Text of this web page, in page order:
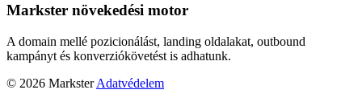
Markster növekedési motor
A domain mellé pozicionálást, landing oldalakat, outbound
kampányt és konverziókövetést is adhatunk.
© 2026 Markster Adatvédelem